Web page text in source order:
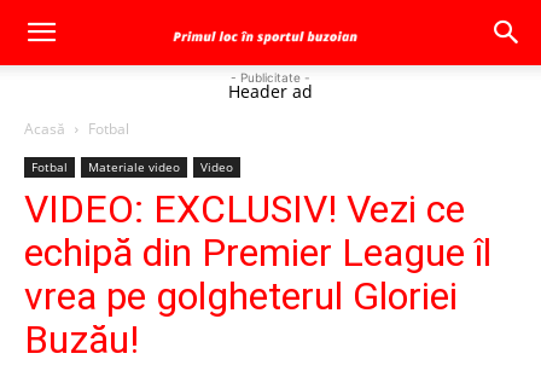
- Publicitate -
Header ad
Acasă Fotbal
Fotbal Materiale video Video
VIDEO: EXCLUSIV! Vezi ce
echipă din Premier League îl
vrea pe golgheterul Gloriei
Buzău!